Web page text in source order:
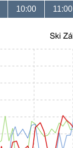
10:00 11:00